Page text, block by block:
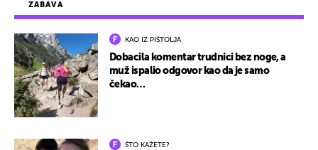
ZABAVA
KAO IZ PIŠTOLJA
Dobacila komentar trudnici bez noge, a
muž ispalio odgovor kao da je samo
čekao…
ŠTO KAŽETE?